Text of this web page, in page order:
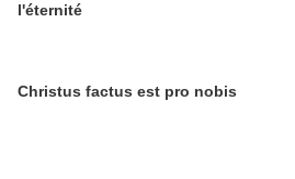
l'éternité
Christus factus est pro nobis